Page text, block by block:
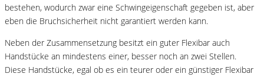
bestehen, wodurch zwar eine Schwingeigenschaft gegeben ist, aber
eben die Bruchsicherheit nicht garantiert werden kann.
Neben der Zusammensetzung besitzt ein guter Flexibar auch
Handstücke an mindestens einer, besser noch an zwei Stellen.
Diese Handstücke, egal ob es ein teurer oder ein günstiger Flexibar